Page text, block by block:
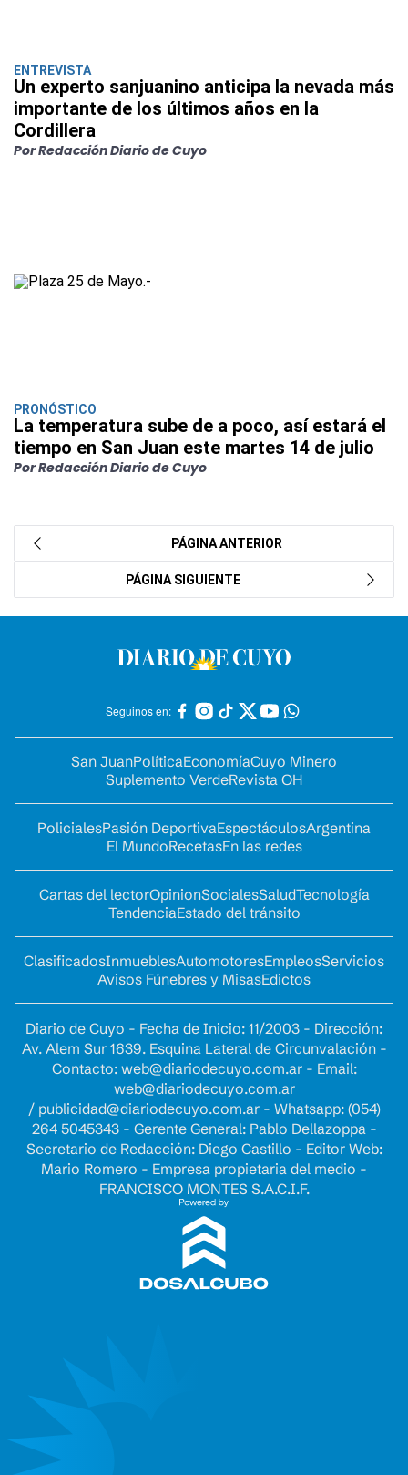
ENTREVISTA
Un experto sanjuanino anticipa la nevada más
importante de los últimos años en la
Cordillera
Por Redacción Diario de Cuyo
PRONÓSTICO
La temperatura sube de a poco, así estará el
tiempo en San Juan este martes 14 de julio
Por Redacción Diario de Cuyo
PÁGINA ANTERIOR
PÁGINA SIGUIENTE
Seguinos en:
San JuanPolíticaEconomíaCuyo Minero
Suplemento VerdeRevista OH
PolicialesPasión DeportivaEspectáculosArgentina
El MundoRecetasEn las redes
Cartas del lectorOpinionSocialesSaludTecnología
TendenciaEstado del tránsito
ClasificadosInmueblesAutomotoresEmpleosServicios
Avisos Fúnebres y MisasEdictos
Diario de Cuyo - Fecha de Inicio: 11/2003 - Dirección:
Av. Alem Sur 1639. Esquina Lateral de Circunvalación -
Contacto: web@diariodecuyo.com.ar- Email:
web@diariodecuyo.com.ar
/ publicidad@diariodecuyo.com.ar- Whatsapp: (054)
264 5045343 - Gerente General: Pablo Dellazoppa -
Secretario de Redacción: Diego Castillo - Editor Web:
Mario Romero - Empresa propietaria del medio -
FRANCISCO MONTES S.A.C.I.F.